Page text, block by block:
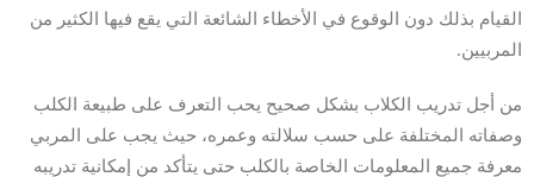
القيام بذلك دون الوقوع في الأخطاء الشائعة التي يقع فيها الكثير من
المربيين.
من أجل تدريب الكلاب بشكل صحيح يحب التعرف على طبيعة الكلب
وصفاته المختلفة على حسب سلالته وعمره، حيث يجب على المربي
معرفة جميع المعلومات الخاصة بالكلب حتى يتأكد من إمكانية تدريبه